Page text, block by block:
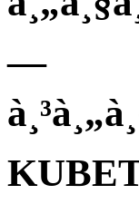
—
KUBET